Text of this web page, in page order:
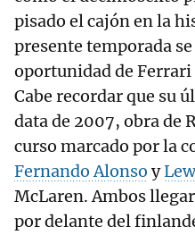
pisado el cajón en la
presente temporada
oportunidad de
Cabe recordar que su
data de 2007, obra de
curso marcado por la
Fernando Alonso y
McLaren. Ambos
por delante del